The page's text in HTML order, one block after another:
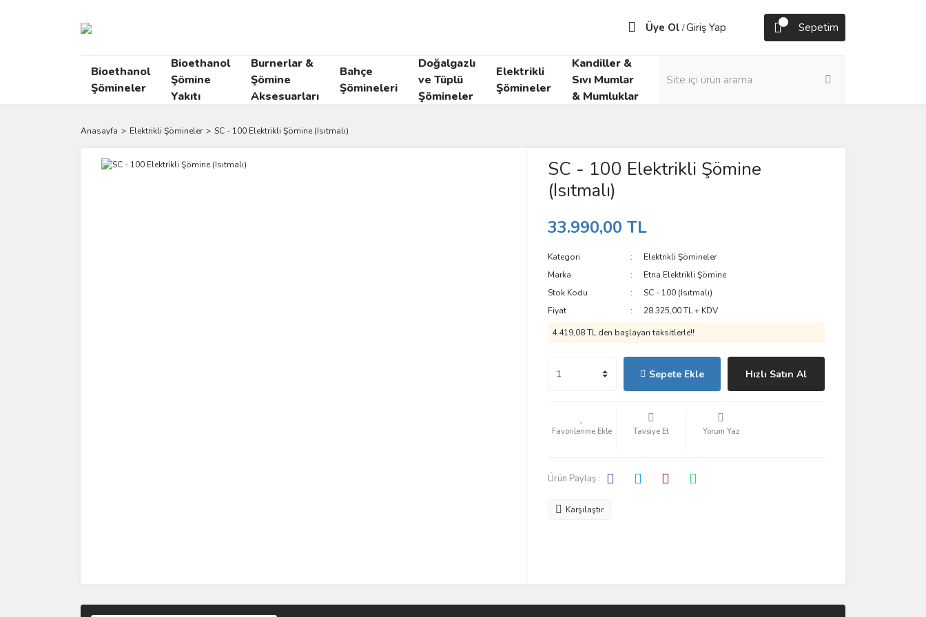
Üye Ol /Giriş Yap Sepetim
Bioethanol
Şömineler
Bioethanol
Şömine
Yakıtı
Burnerlar &
Şömine
Aksesuarları
Bahçe
Şömineleri
Doğalgazlı
ve Tüplü
Şömineler
Elektrikli
Şömineler
Kandiller &
Sıvı Mumlar
& Mumluklar
Anasayfa Elektrikli Şömineler SC - 100 Elektrikli Şömine (Isıtmalı)
SC - 100 Elektrikli Şömine
(Isıtmalı)
33.990,00 TL
Kategori
Elektrikli Şömineler
Marka
Etna Elektrikli Şömine
Stok Kodu
SC - 100 (Isıtmalı)
Fiyat
28.325,00 TL + KDV
4.419,08 TL den başlayan taksitlerle!!
Sepete Ekle Hızlı Satın Al
Tavsiye Et Yorum Yaz
Ürün Paylaş :
Karşılaştır